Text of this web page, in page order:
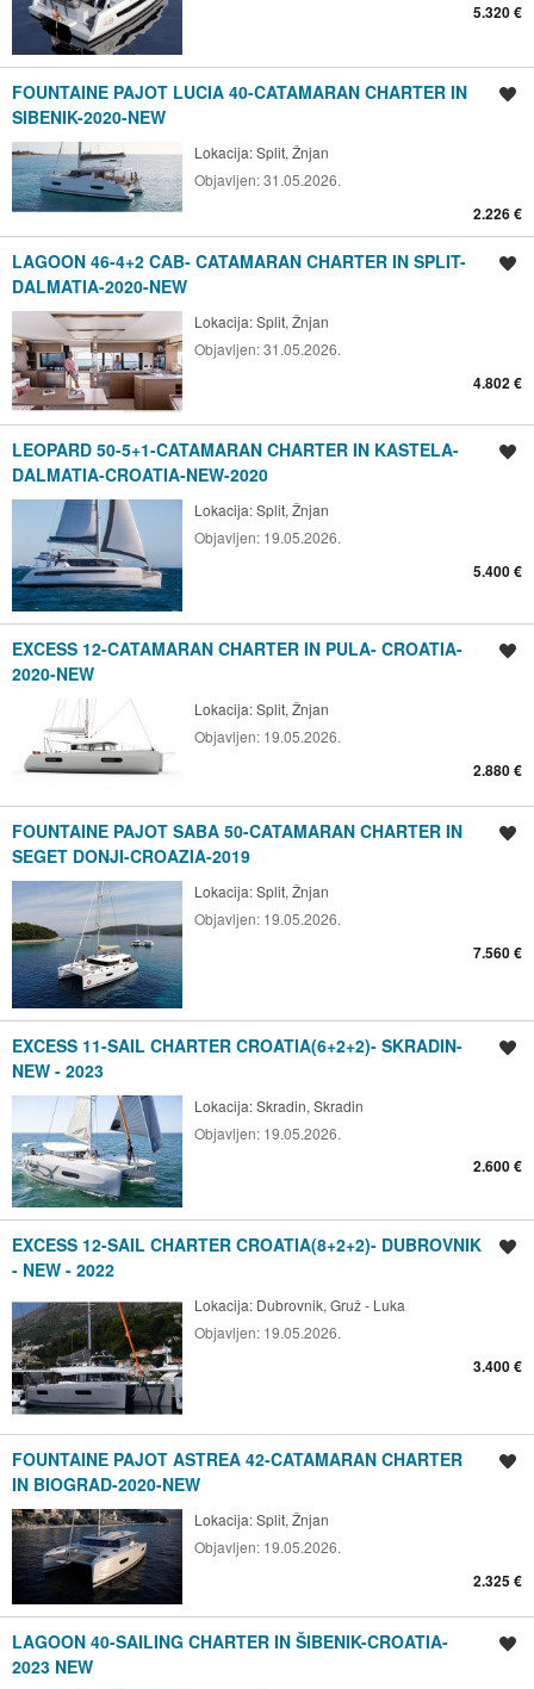
5.320 €
FOUNTAINE PAJOT LUCIA 40-CATAMARAN CHARTER IN
SIBENIK-2020-NEW
Lokacija:Split, Žnjan
Objavljen:31.05.2026.
2.226 €
LAGOON 46-4+2 CAB- CATAMARAN CHARTER IN SPLIT-
DALMATIA-2020-NEW
Lokacija:Split, Žnjan
Objavljen:31.05.2026.
4.802 €
LEOPARD 50-5+1-CATAMARAN CHARTER IN KASTELA-
DALMATIA-CROATIA-NEW-2020
Lokacija:Split, Žnjan
Objavljen: 19.05.2026.
5.400 €
EXCESS 12-CATAMARAN CHARTER IN PULA- CROATIA-
2020-NEW
Lokacija:Split, Žnjan
Objavljen: 19.05.2026.
2.880 €
FOUNTAINE PAJOT SABA 50-CATAMARAN CHARTER IN
SEGET DONJI-CROAZIA-2019
Lokacija:Split, Žnjan
Objavljen: 19.05.2026.
7.560 €
EXCESS 11-SAIL CHARTER CROATIA(6+2+2)- SKRADIN-
NEW - 2023
Lokacija:Skradin, Skradin
Objavljen: 19.05.2026.
2.600 €
EXCESS 12-SAIL CHARTER CROATIA(8+2+2)- DUBROVNIK
- NEW - 2022
Lokacija: Dubrovnik, Gruž - Luka
Objavljen: 19.05.2026.
3.400 €
FOUNTAINE PAJOT ASTREA 42-CATAMARAN CHARTER
IN BIOGRAD-2020-NEW
Lokacija:Split, Žnjan
Objavljen: 19.05.2026.
2.325 €
LAGOON 40-SAILING CHARTER IN ŠIBENIK-CROATIA-
2023 NEW